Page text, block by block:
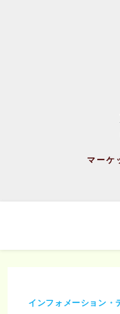
マーケ
インフォメーション・